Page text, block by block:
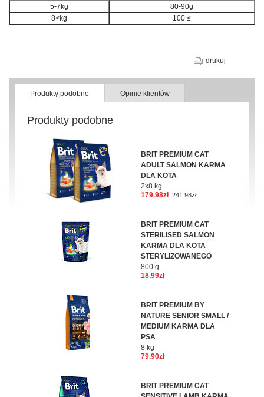
5-7kg
80-90g
8<kg
100 ≤
drukuj
Produkty podobne Opinie klientów
Produkty podobne
BRIT PREMIUM CAT
ADULT SALMON KARMA
DLA KOTA
2x8 kg
179.98zł 241.98zł
BRIT PREMIUM CAT
STERILISED SALMON
KARMA DLA KOTA
STERYLIZOWANEGO
800 g
18.99zł
BRIT PREMIUM BY
NATURE SENIOR SMALL /
MEDIUM KARMA DLA
PSA
8 kg
79.90zł
BRIT PREMIUM CAT